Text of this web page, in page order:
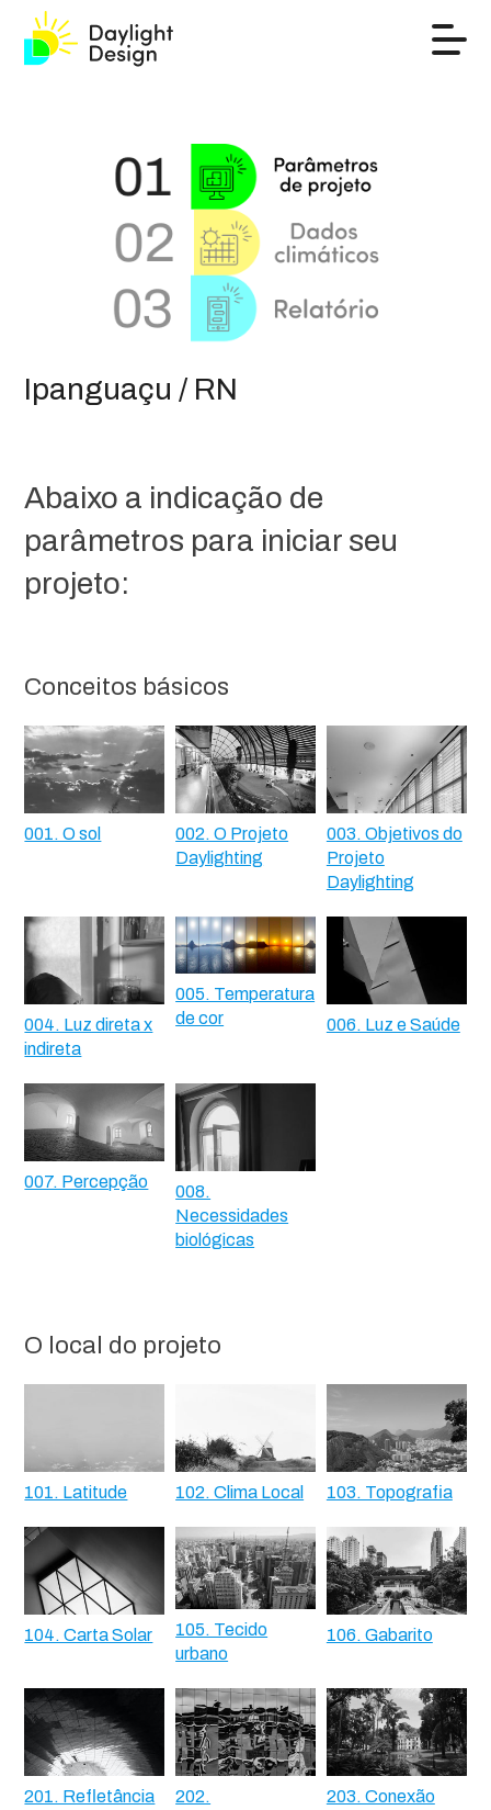
Ipanguaçu / RN
Abaixo a indicação de
parâmetros para iniciar seu
projeto:
Conceitos básicos
001. O sol
002. O Projeto
Daylighting
003. Objetivos do
Projeto
Daylighting
004. Luz direta x
indireta
005. Temperatura
de cor
006. Luz e Saúde
007. Percepção
008.
Necessidades
biológicas
O local do projeto
101. Latitude 102. Clima Local 103. Topografia
104. Carta Solar
105. Tecido
urbano
106. Gabarito
201. Refletância
202.
203. Conexão